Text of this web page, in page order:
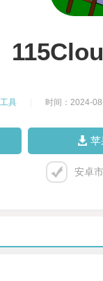
工具 时间：2024-
苹
安卓